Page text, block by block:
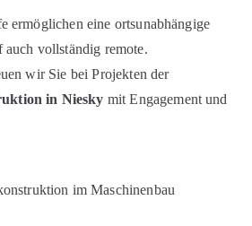
ermöglichen eine ortsunabhängige
vollständig remote.
wir Sie bei Projekten der
in Niesky mit Engagement und